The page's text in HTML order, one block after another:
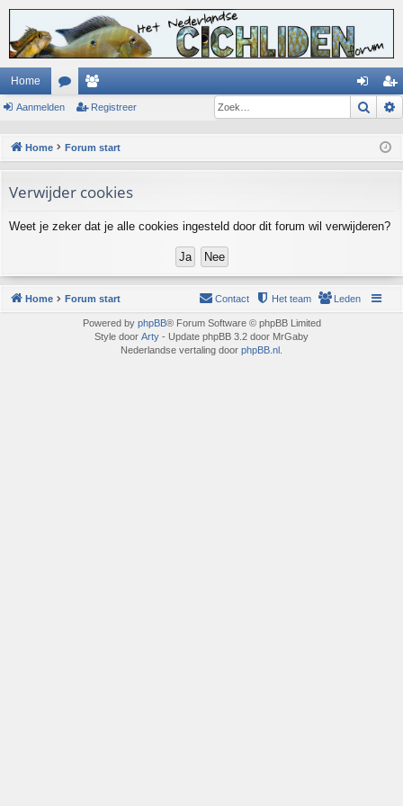
Home
or
m
s
ed an
el
eg
re
Aanmelden Registreer Zoek
Home Forum start
Verwijder cookies
Weet je zeker dat je alle cookies ingesteld door dit forum wil verwijderen?
Home Forum start Leden
Het team
Contact
Powered by phpBB® Forum Software © phpBB Limited
Style door Arty - Update phpBB 3.2 door MrGaby
Nederlandse vertaling door phpBB.nl